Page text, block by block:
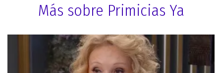
Más sobre Primicias Ya